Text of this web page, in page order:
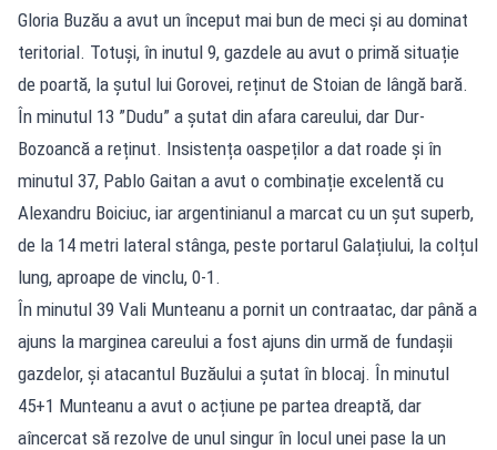
Gloria Buzău a avut un început mai bun de meci și au dominat
teritorial. Totuși, în inutul 9, gazdele au avut o primă situație
de poartă, la șutul lui Gorovei, reținut de Stoian de lângă bară.
În minutul 13 ”Dudu” a șutat din afara careului, dar Dur-
Bozoancă a reținut. Insistența oaspeților a dat roade și în
minutul 37, Pablo Gaitan a avut o combinație excelentă cu
Alexandru Boiciuc, iar argentinianul a marcat cu un șut superb,
de la 14 metri lateral stânga, peste portarul Galațiului, la colțul
lung, aproape de vinclu, 0-1.
În minutul 39 Vali Munteanu a pornit un contraatac, dar până a
ajuns la marginea careului a fost ajuns din urmă de fundașii
gazdelor, și atacantul Buzăului a șutat în blocaj. În minutul
45+1 Munteanu a avut o acțiune pe partea dreaptă, dar
aîncercat să rezolve de unul singur în locul unei pase la un